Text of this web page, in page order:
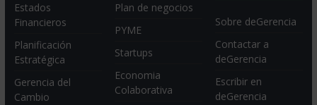
Estados
Financieros
Planificación
Estratégica
Gerencia del
Cambio
Plan de negocios
PYME
Startups
Economia
Colaborativa
Sobre deGerencia
Contactar a
deGerencia
Escribir en
deGerencia